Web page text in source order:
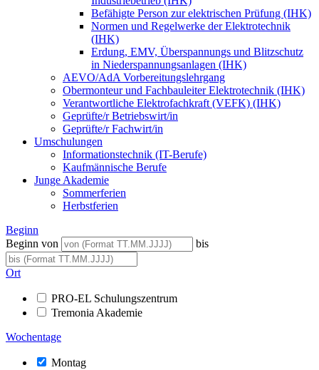
Befähigte Person zur elektrischen Prüfung (IHK)
Normen und Regelwerke der Elektrotechnik
(IHK)
Erdung, EMV, Überspannungs und Blitzschutz
in Niederspannungsanlagen (IHK)
AEVO/AdA Vorbereitungslehrgang
Obermonteur und Fachbauleiter Elektrotechnik (IHK)
Verantwortliche Elektrofachkraft (VEFK) (IHK)
Geprüfte/r Betriebswirt/in
Geprüfte/r Fachwirt/in
Umschulungen
Informationstechnik (IT-Berufe)
Kaufmännische Berufe
Junge Akademie
Sommerferien
Herbstferien
Beginn
Beginn von
bis
Ort
PRO-EL Schulungszentrum
Tremonia Akademie
Wochentage
Montag